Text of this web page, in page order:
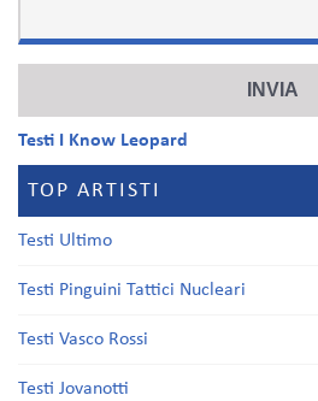
Testi I Know Leopard
TOP ARTISTI
Testi Ultimo
Testi Pinguini Tattici Nucleari
Testi Vasco Rossi
Testi Jovanotti